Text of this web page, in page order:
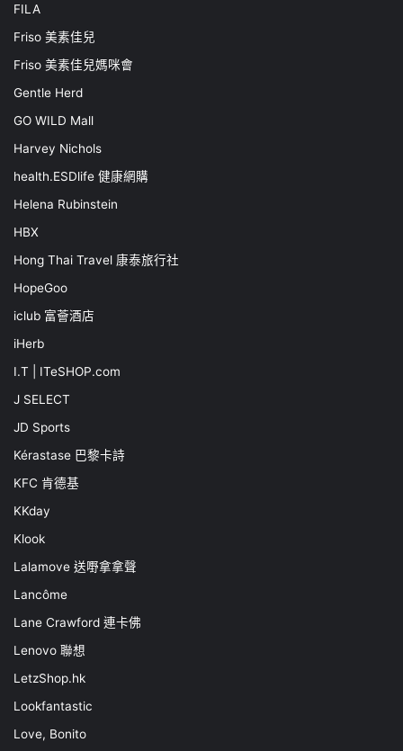
FILA
Friso 美素佳兒
Friso 美素佳兒媽咪會
Gentle Herd
GO WILD Mall
Harvey Nichols
health.ESDlife 健康網購
Helena Rubinstein
HBX
Hong Thai Travel 康泰旅行社
HopeGoo
iclub 富薈酒店
iHerb
I.T | ITeSHOP.com
J SELECT
JD Sports
Kérastase 巴黎卡詩
KFC 肯德基
KKday
Klook
Lalamove 送嘢拿拿聲
Lancôme
Lane Crawford 連卡佛
Lenovo 聯想
LetzShop.hk
Lookfantastic
Love, Bonito